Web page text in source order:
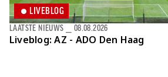
Liveblog: AZ - ADO Den Haag
LAATSTE NIEUWS 08.08.2026
LIVEBLOG